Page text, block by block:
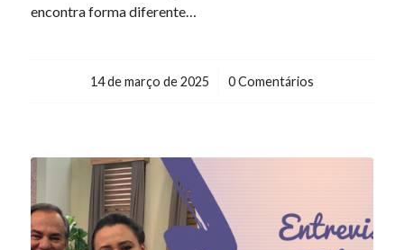
encontra forma diferente…
14 de março de 2025
/ 0 Comentários